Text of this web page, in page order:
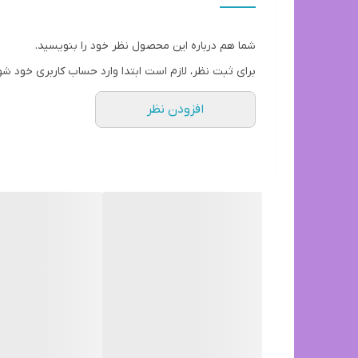
شما هم درباره این محصول نظر خود را بنویسید.
برای ثبت نظر، لازم است ابتدا وارد حساب کاربری خود
افزودن نظر